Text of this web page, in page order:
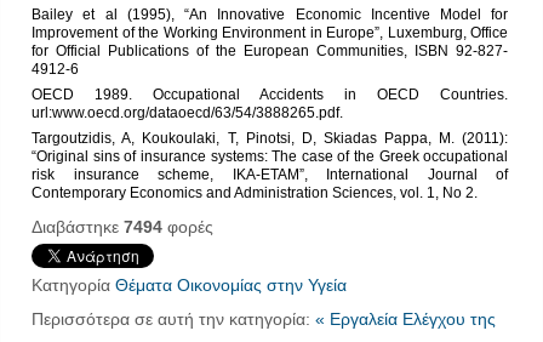
Bailey et al (1995), “An Innovative Economic Incentive Model for
Improvement of the Working Environment in Europe”, Luxemburg, Office
for Official Publications of the European Communities, ISBN 92-827-
4912-6
OECD 1989. Occupational Accidents in OECD Countries.
url:www.oecd.org/dataoecd/63/54/3888265.pdf.
Targoutzidis, A, Koukoulaki, T, Pinotsi, D, Skiadas Pappa, M. (2011):
“Original sins of insurance systems: The case of the Greek occupational
risk insurance scheme, IKA-ETAM”, International Journal of
Contemporary Economics and Administration Sciences, vol. 1, No 2.
Διαβάστηκε7494 φορές
Κατηγορία Θέματα Οικονομίας στην Υγεία
Περισσότερα σε αυτή την κατηγορία: « Εργαλεία Ελέγχου της